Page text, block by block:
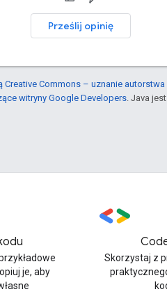
Prześlij opinię
Creative Commons – uznanie autorstwa
witryny Google Developers . Java
je, aby
Skorzystaj z